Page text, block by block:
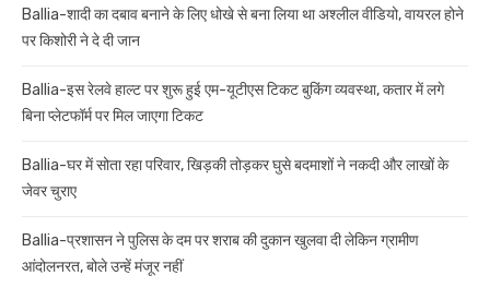
Ballia-शादी का दबाव बनाने के लिए धोखे से बना लिया था अश्लील वीडियो, वायरल होने
पर किशोरी ने दे दी जान
Ballia-इस रेलवे हाल्ट पर शुरू हुई एम-यूटीएस टिकट बुकिंग व्यवस्था, कतार में लगे
बिना प्लेटफॉर्म पर मिल जाएगा टिकट
Ballia-घर में सोता रहा परिवार, खिड़की तोड़कर घुसे बदमाशों ने नकदी और लाखों के
जेवर चुराए
Ballia-प्रशासन ने पुलिस के दम पर शराब की दुकान खुलवा दी लेकिन ग्रामीण
आंदोलनरत, बोले उन्हें मंजूर नहीं